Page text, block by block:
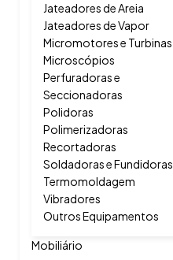
Jateadores de Areia
Jateadores de Vapor
Micromotores e Turbinas
Microscópios
Perfuradoras e
Seccionadoras
Polidoras
Polimerizadoras
Recortadoras
Soldadoras e Fundidoras
Termomoldagem
Vibradores
Outros Equipamentos
Mobiliário